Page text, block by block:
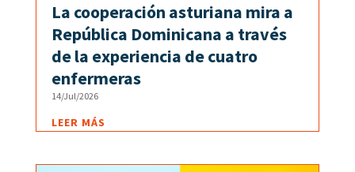
La cooperación asturiana mira a
República Dominicana a través
de la experiencia de cuatro
enfermeras
14/Jul/2026
LEER MÁS